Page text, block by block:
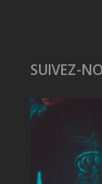
SUIVEZ-